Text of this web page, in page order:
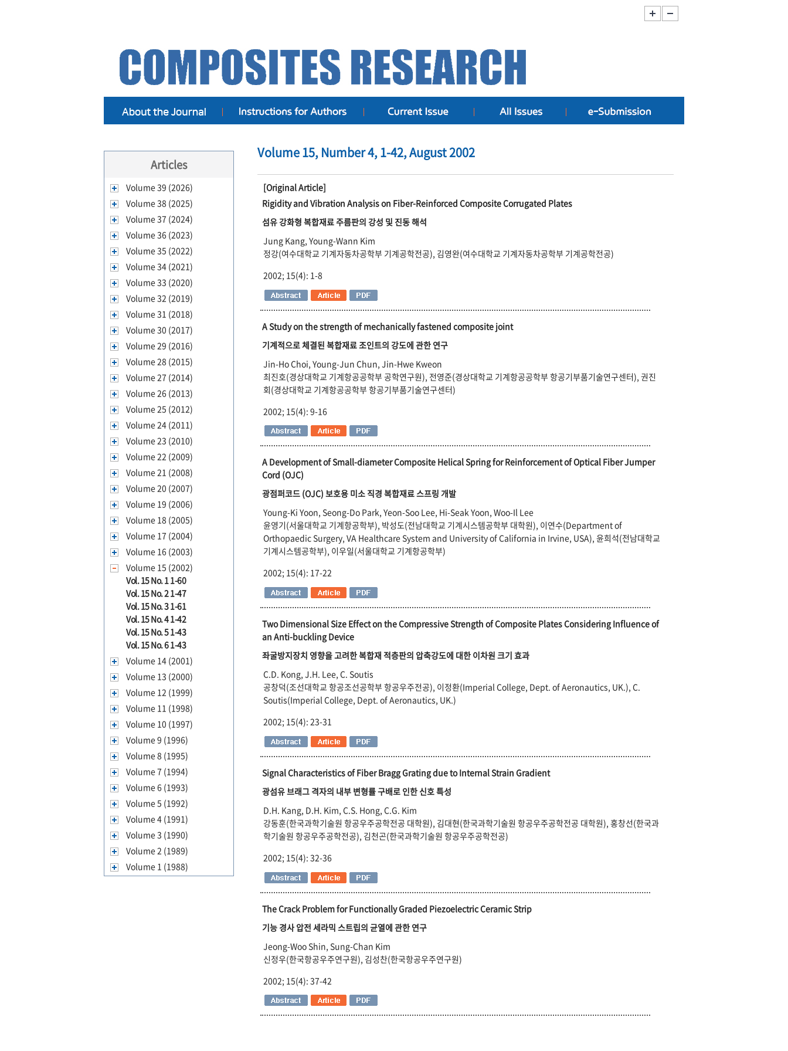
Articles
Volume 39 (2026)
Volume 38 (2025)
Volume 37 (2024)
Volume 36 (2023)
Volume 35 (2022)
Volume 34 (2021)
Volume 33 (2020)
Volume 32 (2019)
Volume 31 (2018)
Volume 30 (2017)
Volume 29 (2016)
Volume 28 (2015)
Volume 27 (2014)
Volume 26 (2013)
Volume 25 (2012)
Volume 24 (2011)
Volume 23 (2010)
Volume 22 (2009)
Volume 21 (2008)
Volume 20 (2007)
Volume 19 (2006)
Volume 18 (2005)
Volume 17 (2004)
Volume 16 (2003)
Volume 15 (2002)
Vol. 15 No. 1 1-60
Vol. 15 No. 2 1-47
Vol. 15 No. 3 1-61
Vol. 15 No. 4 1-42
Vol. 15 No. 5 1-43
Vol. 15 No. 6 1-43
Volume 14 (2001)
Volume 13 (2000)
Volume 12 (1999)
Volume 11 (1998)
Volume 10 (1997)
Volume 9 (1996)
Volume 8 (1995)
Volume 7 (1994)
Volume 6 (1993)
Volume 5 (1992)
Volume 4 (1991)
Volume 3 (1990)
Volume 2 (1989)
Volume 1 (1988)
Volume 15, Number 4, 1-42, August 2002
[Original Article]
Rigidity and Vibration Analysis on Fiber-Reinforced Composite Corrugated Plates
섬유 강화형 복합재료 주름판의 강성 및 진동 해석
Jung Kang, Young-Wann Kim
정강(여수대학교 기계자동차공학부 기계공학전공), 김영완(여수대학교 기계자동차공학부 기계공학전공)
2002; 15(4): 1-8
A Study on the strength of mechanically fastened composite joint
기계적으로 체결된 복합재료 조인트의 강도에 관한 연구
Jin-Ho Choi, Young-Jun Chun, Jin-Hwe Kweon
최진호(경상대학교 기계항공공학부 공학연구원), 전영준(경상대학교 기계항공공학부 항공기부품기술연구센터), 권진
회(경상대학교 기계항공공학부 항공기부품기술연구센터)
2002; 15(4): 9-16
A Development of Small-diameter Composite Helical Spring for Reinforcement of Optical Fiber Jumper
Cord (OJC)
광점퍼코드 (OJC) 보호용 미소 직경 복합재료 스프링 개발
Young-Ki Yoon, Seong-Do Park, Yeon-Soo Lee, Hi-Seak Yoon, Woo-Il Lee
윤영기(서울대학교 기계항공학부), 박성도(전남대학교 기계시스템공학부 대학원), 이연수(Department of
Orthopaedic Surgery, VA Healthcare System and University of California in Irvine, USA), 윤희석(전남대학교
기계시스템공학부), 이우일(서울대학교 기계항공학부)
2002; 15(4): 17-22
Two Dimensional Size Effect on the Compressive Strength of Composite Plates Considering Influence of
an Anti-buckling Device
좌굴방지장치 영향을 고려한 복합재 적층판의 압축강도에 대한 이차원 크기 효과
C.D. Kong, J.H. Lee, C. Soutis
공창덕(조선대학교 항공조선공학부 항공우주전공), 이정환(Imperial College, Dept. of Aeronautics, UK.), C.
Soutis(Imperial College, Dept. of Aeronautics, UK.)
2002; 15(4): 23-31
Signal Characteristics of Fiber Bragg Grating due to Internal Strain Gradient
광섬유 브래그 격자의 내부 변형률 구배로 인한 신호 특성
D.H. Kang, D.H. Kim, C.S. Hong, C.G. Kim
강동훈(한국과학기술원 항공우주공학전공 대학원), 김대현(한국과학기술원 항공우주공학전공 대학원), 홍창선(한국과
학기술원 항공우주공학전공), 김천곤(한국과학기술원 항공우주공학전공)
2002; 15(4): 32-36
The Crack Problem for Functionally Graded Piezoelectric Ceramic Strip
기능 경사 압전 세라믹 스트립의 균열에 관한 연구
Jeong-Woo Shin, Sung-Chan Kim
신정우(한국항공우주연구원), 김성찬(한국항공우주연구원)
2002; 15(4): 37-42